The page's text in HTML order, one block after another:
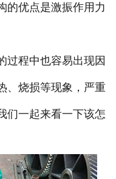
的优点是激振作用力
程中也容易出现因
、烧损等现象，严重
们一起来看一下该怎